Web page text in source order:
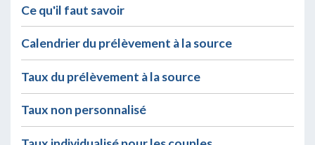
Ce qu'il faut savoir
Calendrier du prélèvement à la source
Taux du prélèvement à la source
Taux non personnalisé